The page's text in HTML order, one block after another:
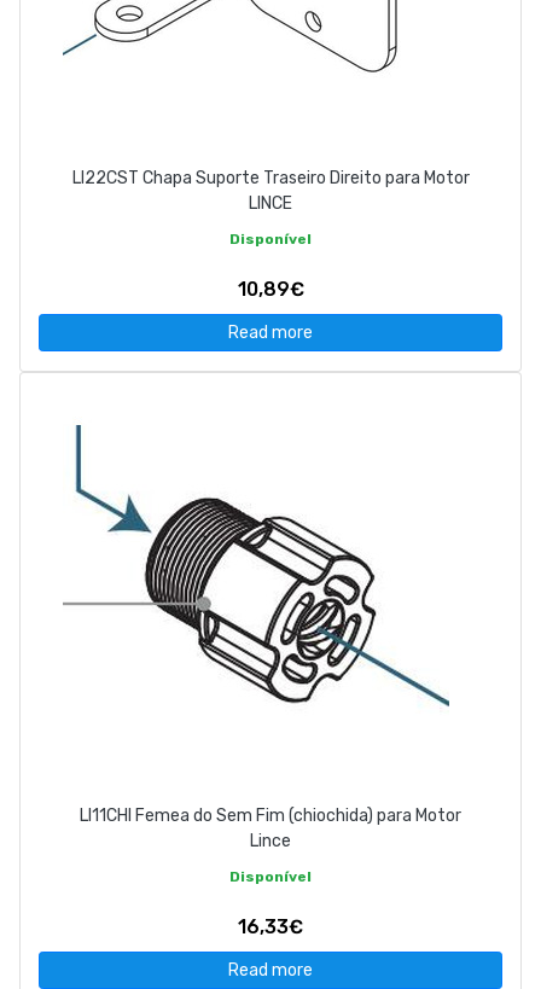
LI22CST Chapa Suporte Traseiro Direito para Motor
LINCE
Disponível
10,89€
Read more
LI11CHI Femea do Sem Fim (chiochida) para Motor
Lince
Disponível
16,33€
Read more